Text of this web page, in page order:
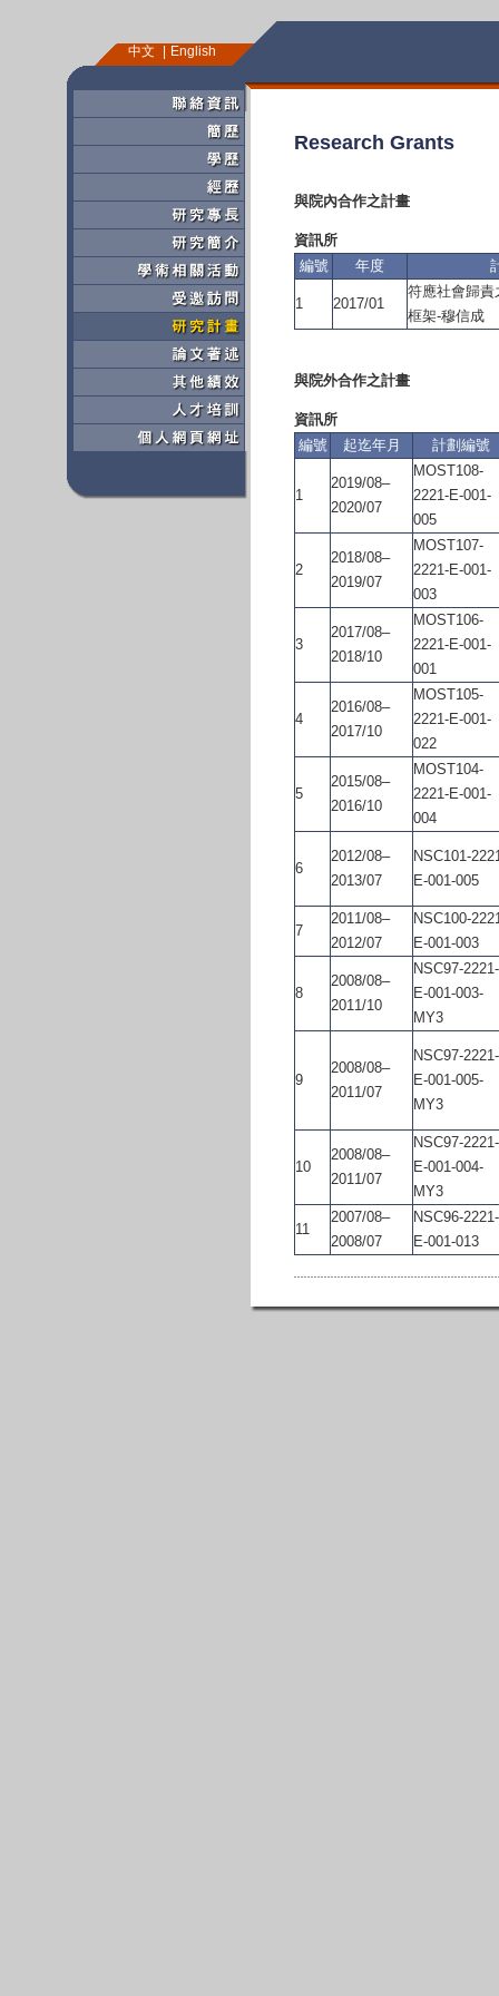
中文 English
Research Grants
與院內合作之計畫
資訊所
編號
年度
1 2017/01
符應社會歸責
框架-穆信成
與院外合作之計畫
資訊所
編號
起迄年月 計劃編號
1
2019/08–
2020/07
MOST108-
2221-E-001-
005
2
2018/08–
2019/07
MOST107-
2221-E-001-
003
3
2017/08–
2018/10
MOST106-
2221-E-001-
001
4
2016/08–
2017/10
MOST105-
2221-E-001-
022
5
2015/08–
2016/10
MOST104-
2221-E-001-
004
6
2012/08–
2013/07
NSC101-
E-001-005
7
2011/08–
2012/07
NSC100-
E-001-003
8
2008/08–
2011/10
NSC97-2221-
E-001-003-
MY3
9
2008/08–
2011/07
NSC97-2221-
E-001-005-
MY3
10
2008/08–
2011/07
NSC97-2221-
E-001-004-
MY3
11
2007/08–
2008/07
NSC96-2221-
E-001-013